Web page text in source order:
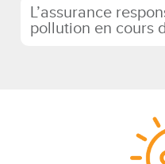
L’assurance
pollution en cours